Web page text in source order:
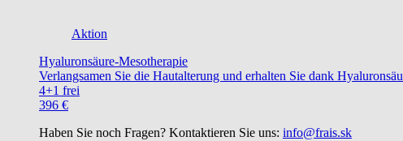
Aktion
Hyaluronsäure-Mesotherapie
Verlangsamen Sie die Hautalterung und erhalten Sie dank
4+1 frei
396 €
Haben Sie noch Fragen? Kontaktieren Sie uns: info@frais.sk